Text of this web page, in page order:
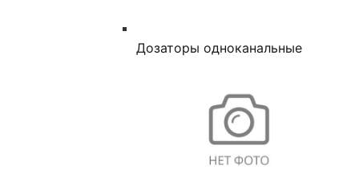
Дозаторы одноканальные